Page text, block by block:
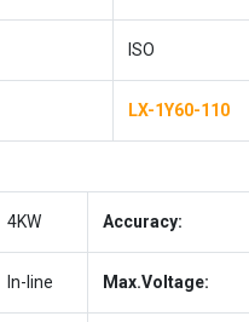
ISO
LX-1Y60-110
4KW Accuracy:
In-line Max.Voltage: